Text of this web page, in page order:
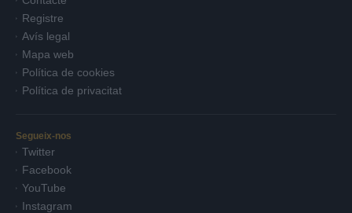
Registre
Avís legal
Mapa web
Política de cookies
Política de privacitat
Segueix-nos
Twitter
Facebook
YouTube
Instagram